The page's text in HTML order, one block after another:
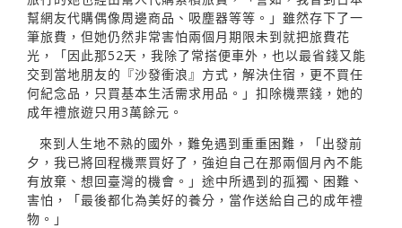
幫網友代購偶像周邊商品、吸塵器等等。」雖然存下了一
筆旅費，但她仍然非常害怕兩個月期限未到就把旅費花
光，「因此那52天，我除了常搭便車外，也以最省錢又能
交到當地朋友的『沙發衝浪』方式，解決住宿，更不買任
何紀念品，只買基本生活需求用品。」扣除機票錢，她的
成年禮旅遊只用3萬餘元。
來到人生地不熟的國外，難免遇到重重困難，「出發前
夕，我已將回程機票買好了，強迫自己在那兩個月內不能
有放棄、想回臺灣的機會。」途中所遇到的孤獨、困難、
害怕，「最後都化為美好的養分，當作送給自己的成年禮
物。」